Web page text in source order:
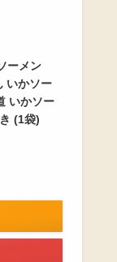
ーメン
いかソー
いかソー
(1袋)